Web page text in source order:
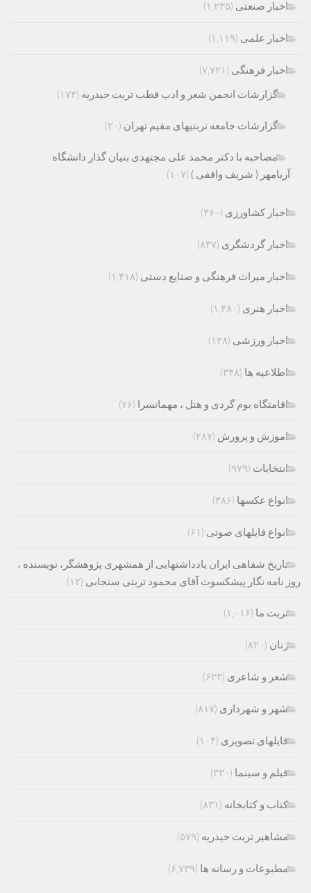
اخبار صنعتی (۱,۲۳۵)
اخبار علمی (۱,۱۱۹)
اخبار فرهنگی (۷,۷۲۱)
گزارشات انجمن شعر و ادب قطب تربت حیدریه (۱۷۴)
گزارشات جامعه تربتیهای مقیم تهران (۲۰)
مصاحبه با دکتر محمد علی مجتهدی بنیان گذار دانشگاه
آریامهر ( شریف واقفی ) (۱۰۷)
اخبار کشاورزی (۴۶۰)
اخبار گردشگری (۸۳۷)
اخبار میراث فرهنگی و صنایع دستی (۱,۴۱۸)
اخبار هنری (۱,۴۸۰)
اخبار ورزشی (۱۲۸)
اطلاعیه ها (۳۴۸)
اقامتگاه بوم گردی و هتل ، مهمانسرا (۷۶)
اموزش و پرورش (۲۸۷)
انتخابات (۹۷۹)
انواع عکسها (۳۸۶)
انواع فایلهای صوتی (۶۱)
تاریخ شفاهی ایران یادداشتهایی از همشهری پژوهشگر، نویسنده ،
روز نامه نگار پیشکسوت آقای محمود تربتی سنجابی (۱۲)
تربت ما (۱,۰۱۶)
زنان (۸۲۰)
شعر و شاعری (۶۲۳)
شهر و شهرداری (۸۱۷)
فایلهای تصویری (۱۰۴)
فیلم و سینما (۳۳۰)
کتاب و کتابخانه (۸۳۱)
مشاهیر تربت حیدریه (۵۷۹)
مطبوعات و رسانه ها (۶,۷۳۹)